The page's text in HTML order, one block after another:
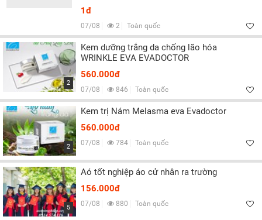
1đ
07/08 2 Toàn quốc
2
Kem dưỡng trắng da chống lão hóa
WRINKLE EVA EVADOCTOR
560.000đ
07/08 846 Toàn quốc
2
Kem trị Nám Melasma eva Evadoctor
560.000đ
07/08 784 Toàn quốc
5
Aó tốt nghiệp áo cử nhân ra trường
156.000đ
07/08 880 Toàn quốc